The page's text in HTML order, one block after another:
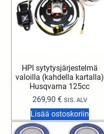
HPI sytytysjärjestelmä
valoilla (kahdella kartalla)
Husqvarna 125cc
269,90 € SIS. ALV
Lisää ostoskoriin